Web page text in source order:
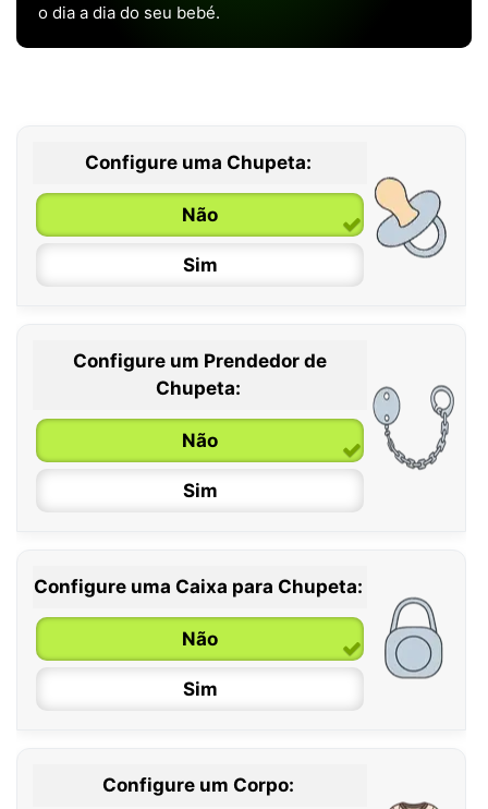
o dia a dia do seu bebé.
Configure uma Chupeta:
Não
Sim
0 / 6 meses
6 / 36 meses
Configure um Prendedor de
Chupeta:
Não
Sim
Configure uma Caixa para Chupeta:
Não
Sim
Configure um Corpo: